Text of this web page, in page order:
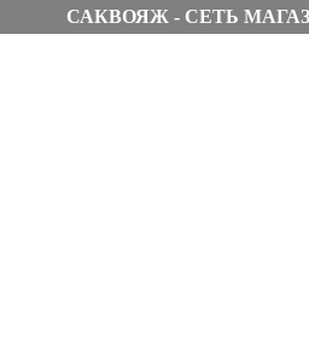
САКВОЯЖ - СЕТЬ